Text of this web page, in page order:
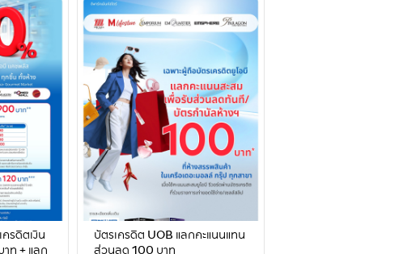
ครดิตเงิน
ท + แลก
บัตรเครดิต UOB แลกคะแนนแทน
ส่วนลด 100 บาท